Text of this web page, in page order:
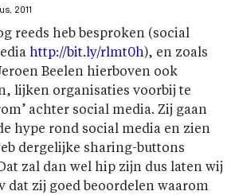
2011
reeds heb besproken (social
http://bit.ly/rlmt0h), en zoals
Beelen hierboven ook
lijken organisaties voorbij te
achter social media. Zij gaan
hype rond social media en zien
dergelijke sharing-buttons
zal dan wel hip zijn dus laten wij
dat zij goed beoordelen waarom